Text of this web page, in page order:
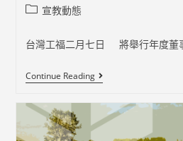
Post宣教動態
台灣工福二月七日 將舉行年度董
Continue Reading2026-
02
教
動
態